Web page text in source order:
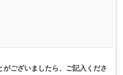
ございましたら、ご記入くださ